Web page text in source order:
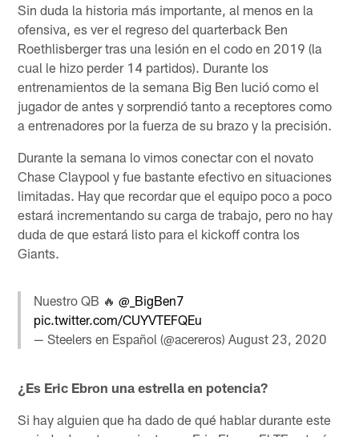
Sin duda la historia más importante, al menos en la
ofensiva, es ver el regreso del quarterback Ben
Roethlisberger tras una lesión en el codo en 2019 (la
cual le hizo perder 14 partidos). Durante los
entrenamientos de la semana Big Ben lució como el
jugador de antes y sorprendió tanto a receptores como
a entrenadores por la fuerza de su brazo y la precisión.
Durante la semana lo vimos conectar con el novato
Chase Claypool y fue bastante efectivo en situaciones
limitadas. Hay que recordar que el equipo poco a poco
estará incrementando su carga de trabajo, pero no hay
duda de que estará listo para el kickoff contra los
Giants.
Nuestro QB 🔥@_BigBen7
pic.twitter.com/CUYVTEFQEu
— Steelers en Español (@acereros)August 23, 2020
¿Es Eric Ebron una estrella en potencia?
Si hay alguien que ha dado de qué hablar durante este